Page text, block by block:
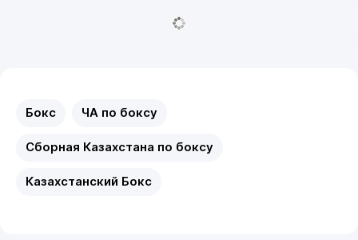
Бокс ЧА по боксу
Сборная Казахстана по боксу
Казахстанский Бокс